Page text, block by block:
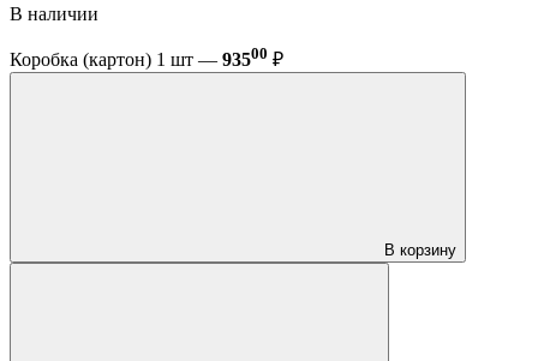
В наличии
Коробка (картон) 1 шт — 93500 ₽
В корзину